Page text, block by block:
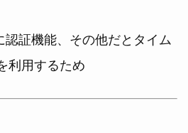
証機能、その他だとタイム
利用するため